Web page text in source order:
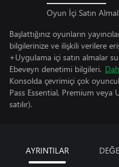
Oyun İçi Satın
Başlattığınız oyunların
bilgilerinize ve ilişkili verilere
+Uygulama içi satın almalar
Ebeveyn denetimi bilgileri.
Konsolda çevrimiçi çok
Pass Essential, Premium veya
satılır).
AYRINTILAR